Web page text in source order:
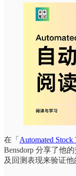
在「 Automated Stock
Bensdorp 分享了他
及回测表现来验证他